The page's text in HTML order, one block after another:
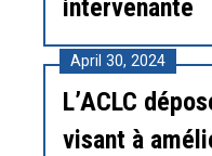
intervenante
April 30, 2024
L’ACLC
visant à